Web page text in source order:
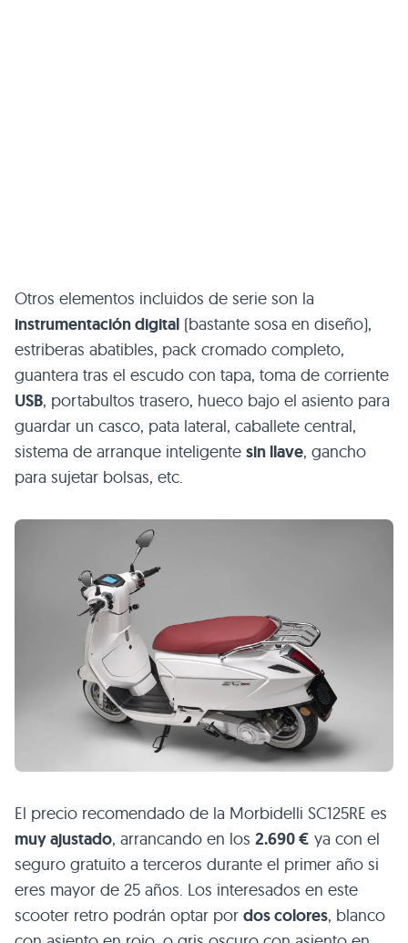
Otros elementos incluidos de serie son la
instrumentación digital (bastante sosa en diseño),
estriberas abatibles, pack cromado completo,
guantera tras el escudo con tapa, toma de corriente
USB, portabultos trasero, hueco bajo el asiento para
guardar un casco, pata lateral, caballete central,
sistema de arranque inteligente sin llave, gancho
para sujetar bolsas, etc.
El precio recomendado de la Morbidelli SC125RE es
muy ajustado, arrancando en los 2.690 € ya con el
seguro gratuito a terceros durante el primer año si
eres mayor de 25 años. Los interesados en este
scooter retro podrán optar por dos colores, blanco